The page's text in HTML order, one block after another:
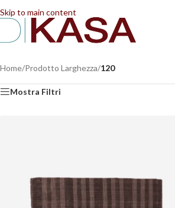
Skip to main content
Home/Prodotto Larghezza/120
Mostra Filtri